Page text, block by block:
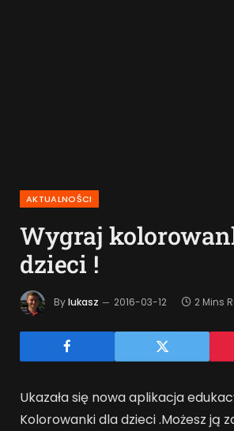
AKTUALNOŚCI
Wygraj
dzieci !
Bylukasz 2016-03-12 2 Mins
Ukazała się nowa aplikacja
Kolorowanki dla dzieci .Możesz ją